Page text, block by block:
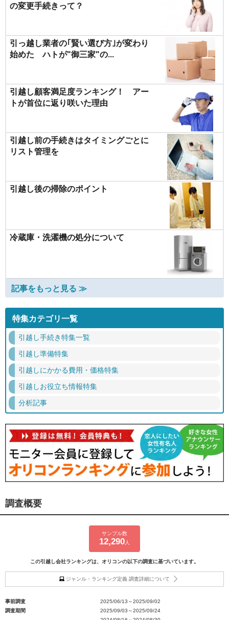
の変更手続きって？
引っ越し業者の｢賢い選び方｣が変わり
始めた ハトが"御三家"の...
引越し顧客満足度ランキング！ アー
トが首位に返り咲いた理由
引越し前の手続きはタイミングごとに
リスト管理を
引越し後の掃除のポイント
冷蔵庫・洗濯機の処分について
記事をもっと見る ≫
特集カテゴリ一覧
引越し手続き特集一覧
引越し準備特集
引越しにかかる費用・価格特集
引越しお役立ち情報特集
分析記事
調査概要
サンプル数
12,290人
この引越し会社ランキングは、オリコンの以下の調査に基づいています。
ジャンル・ランキング定義 調査詳細について
事前調査
2025/06/13～2025/09/02
調査期間
2025/09/03～2025/09/24